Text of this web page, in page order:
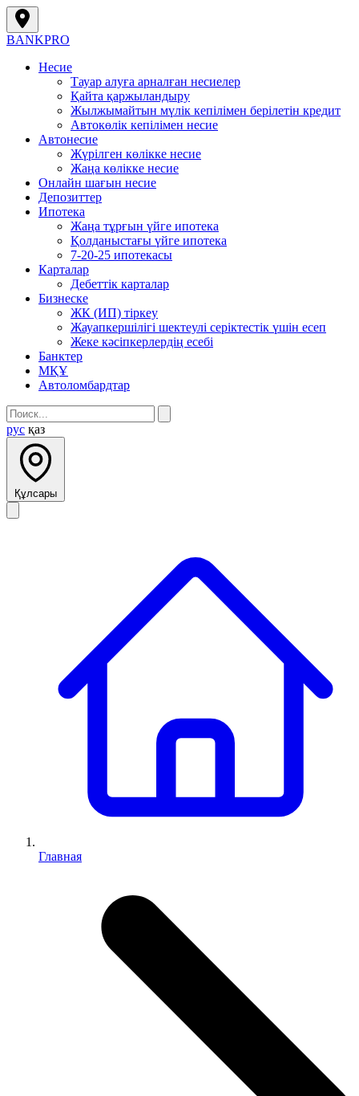
BANKPRO
Несие
Тауар алуға арналған несиелер
Қайта қаржыландыру
Жылжымайтын мүлік кепілімен берілетін кредит
Автокөлік кепілімен несие
Автонесие
Жүрілген көлікке несие
Жаңа көлікке несие
Онлайн шағын несие
Депозиттер
Ипотека
Жаңа тұрғын үйге ипотека
Қолданыстағы үйге ипотека
7-20-25 ипотекасы
Карталар
Дебеттік карталар
Бизнеске
ЖК (ИП) тіркеу
Жауапкершілігі шектеулі серіктестік үшін есеп
Жеке кәсіпкерлердің есебі
Банктер
МҚҰ
Автоломбардтар
рус қаз
Құлсары
Главная